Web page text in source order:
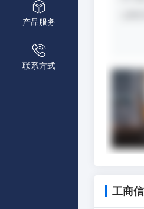
产品服务
联系方式
工商